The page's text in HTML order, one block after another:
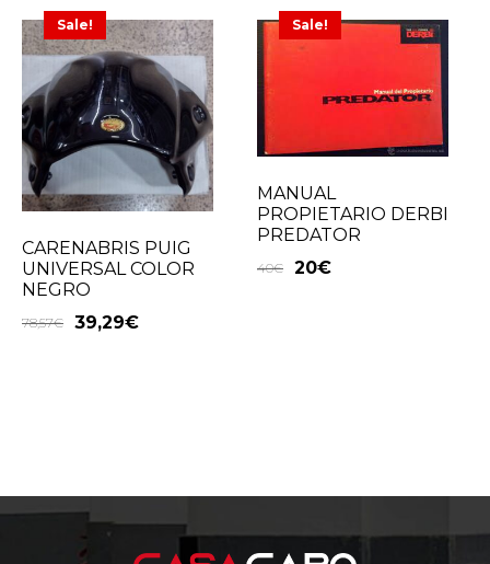
Sale!
CARENABRIS PUIG
UNIVERSAL COLOR
NEGRO
78,57€ 39,29€
Sale!
MANUAL
PROPIETARIO DERBI
PREDATOR
40€ 20€